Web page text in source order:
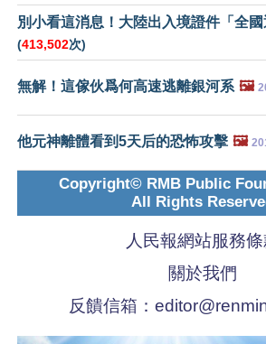
別小看這消息！大陸出入境證件「全國
(413,502次)
無解！這傢伙爲何高速逃離銀河系 🖼️
他元神離體看到5天后的恐怖攻擊 🖼️
Copyright© RMB Public
All Rights
人民報網站服務
關於我們
反饋信箱：